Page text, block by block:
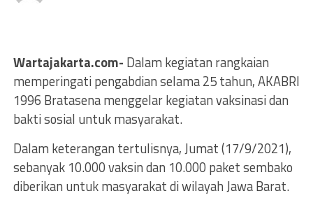
Wartajakarta.com- Dalam kegiatan rangkaian
memperingati pengabdian selama 25 tahun, AKABRI
1996 Bratasena menggelar kegiatan vaksinasi dan
bakti sosial untuk masyarakat.
Dalam keterangan tertulisnya, Jumat (17/9/2021),
sebanyak 10.000 vaksin dan 10.000 paket sembako
diberikan untuk masyarakat di wilayah Jawa Barat.